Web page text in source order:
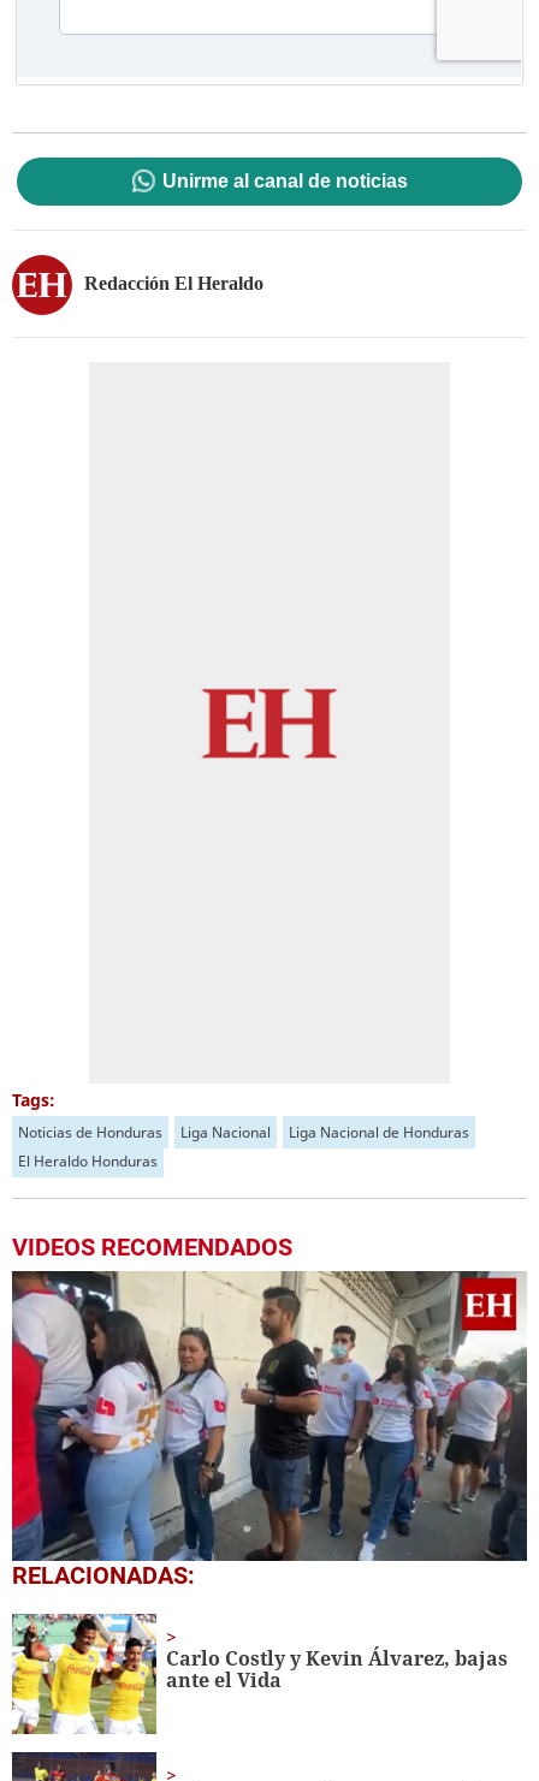
Unirme al canal de noticias
Redacción El Heraldo
Tags:
Noticias de Honduras Liga Nacional
Liga Nacional de Honduras
El Heraldo Honduras
VIDEOS RECOMENDADOS
0
seconds
31
seconds
RELACIONADAS:
Carlo Costly y Kevin Álvarez, bajas
ante el Vida